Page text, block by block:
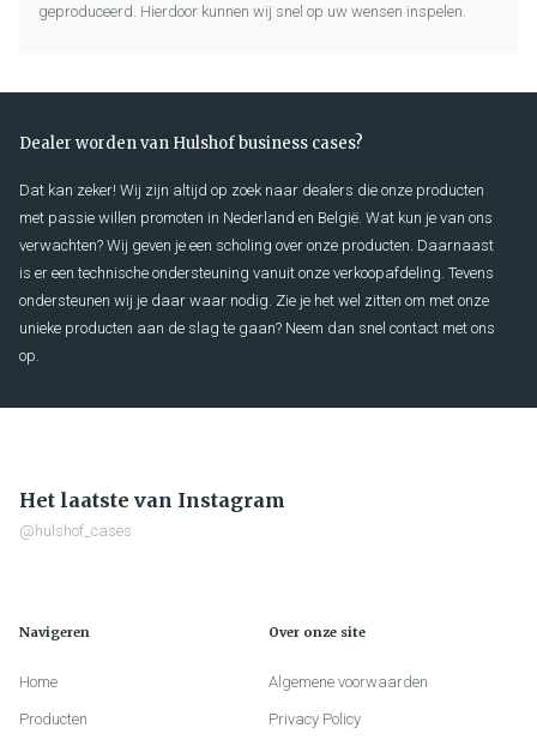
geproduceerd. Hierdoor kunnen wij snel op uw wensen inspelen.
Dealer worden van Hulshof business cases?
Dat kan zeker! Wij zijn altijd op zoek naar dealers die onze producten
met passie willen promoten in Nederland en België. Wat kun je van ons
verwachten? Wij geven je een scholing over onze producten. Daarnaast
is er een technische ondersteuning vanuit onze verkoopafdeling. Tevens
ondersteunen wij je daar waar nodig. Zie je het wel zitten om met onze
unieke producten aan de slag te gaan? Neem dan snel contact met ons
op.
Het laatste van Instagram
@hulshof_cases
Navigeren
Home
Producten
Over onze site
Algemene voorwaarden
Privacy Policy